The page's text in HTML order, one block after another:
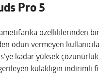
Pro 5
özelliklerinden
ödün vermeyen
kadar yüksek
kulaklığın indirimli